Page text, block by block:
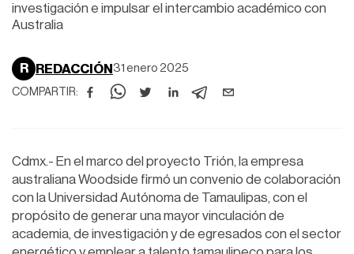
investigación e impulsar el intercambio académico con
Australia
R REDACCIÓN 31 enero 2025
COMPARTIR:
Cdmx.- En el marco del proyecto Trión, la empresa
australiana Woodside firmó un convenio de colaboración
con la Universidad Autónoma de Tamaulipas, con el
propósito de generar una mayor vinculación de
academia, de investigación y de egresados con el sector